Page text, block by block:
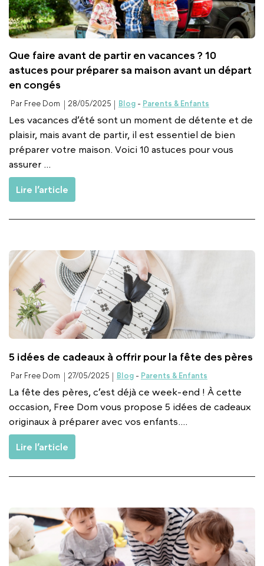
Que faire avant de partir en vacances ? 10
astuces pour préparer sa maison avant un départ
en congés
Par Free Dom 28/05/2025 Blog- Parents & Enfants
Les vacances d’été sont un moment de détente et de
plaisir, mais avant de partir, il est essentiel de bien
préparer votre maison. Voici 10 astuces pour vous
assurer ...
Lire l’article
5 idées de cadeaux à offrir pour la fête des pères
Par Free Dom 27/05/2025 Blog- Parents & Enfants
La fête des pères, c’est déjà ce week-end ! À cette
occasion, Free Dom vous propose 5 idées de cadeaux
originaux à préparer avec vos enfants....
Lire l’article